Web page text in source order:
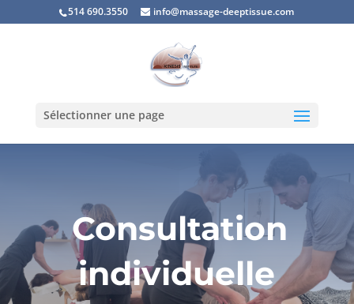
514 690.3550 info@massage-deeptissue.com
Sélectionner une page
Consultation
individuelle